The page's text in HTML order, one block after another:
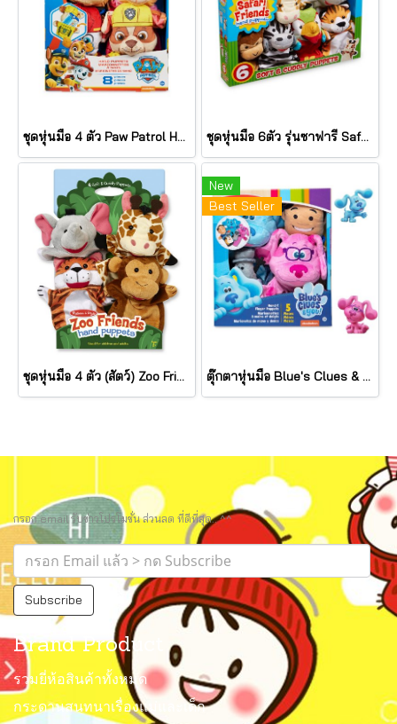
ชุดหุ่นมือ 4 ตัว Paw Patrol Hand Puppets : PAW Patrol รุ่น 33269 ยี่ห้อ Melissa & Doug ชุดหุ่นมือ 6ตัว รุ่นซาฟารี Safari Hand Puppets รุ่น 9118 ยี่ห้อ Melissa & Doug (นำเข้า USA)
ชุดหุ่นมือ 4 ตัว (สัตว์) Zoo Friends Hand Puppets รุ่น 9081 ยี่ห้อ Melissa & Doug (นำเข้า USA)
New
Best Seller
ตุ๊กตาหุ่นมือ Blue's Clues & You! Hand & Finger Puppets รุ่น 33013 ยี่ห้อ Melissa & Doug
กรอก email รับข่าวโปรโมชั่น ส่วนลด ที่ดีที่สุด.. ^^
Subscribe
Brand Product
รวมยี่ห้อสินค้าทั้งหมด
กระดานสนทนาเรื่องแม่และเด็ก